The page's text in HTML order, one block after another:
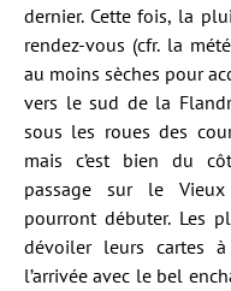
dernier. Cette fois, la
rendez-vous (cfr. la
au moins sèches pour
vers le sud de la
sous les roues des
mais c’est bien du
passage sur le
pourront débuter. Les
dévoiler leurs cartes
l’arrivée avec le bel